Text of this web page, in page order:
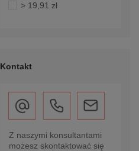
> 19,91 zł
Kontakt
Z naszymi konsultantami
możesz skontaktować się